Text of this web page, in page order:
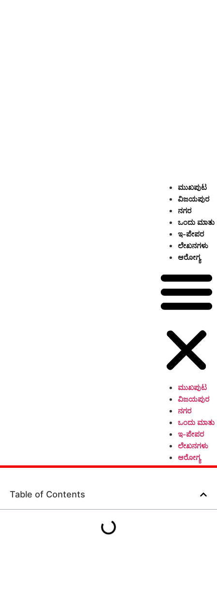
ಮುಖಪುಟ
ವಿಜಯಪುರ
ನಗರ
ಒಂದು ಮಾತು
ಇ-ಪೇಪರ
ಲೇಖನಗಳು
ಆರೋಗ್ಯ
ಮುಖಪುಟ
ವಿಜಯಪುರ
ನಗರ
ಒಂದು ಮಾತು
ಇ-ಪೇಪರ
ಲೇಖನಗಳು
ಆರೋಗ್ಯ
Table of Contents